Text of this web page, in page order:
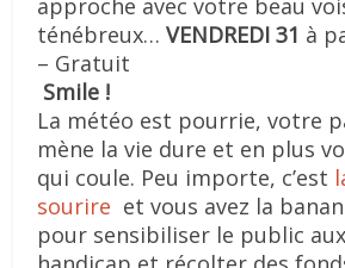
approche avec votre beau
ténébreux…VENDREDI 31 à
– Gratuit
Smile !
La météo est pourrie, votre
mène la vie dure et en plus
qui coule. Peu importe, c’est
sourire et vous avez la
pour sensibiliser le public